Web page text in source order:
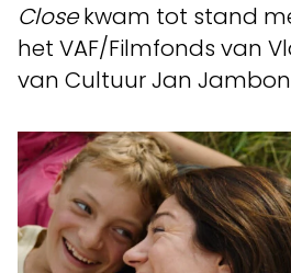
Closekwam tot stand
het VAF/Filmfonds van
van Cultuur Jan